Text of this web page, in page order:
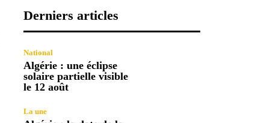
Derniers articles
National
Algérie : une éclipse
solaire partielle visible
le 12 août
La une